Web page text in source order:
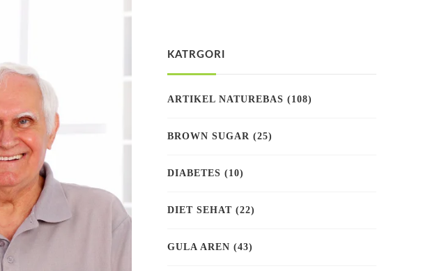
KATRGORI
ARTIKEL NATUREBAS (108)
BROWN SUGAR (25)
DIABETES (10)
DIET SEHAT (22)
GULA AREN (43)